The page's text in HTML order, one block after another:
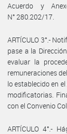
Acuerdo y
N° 280.202/17.
ARTÍCULO 3°.-
pase a la
evaluar la
remuneraciones
lo establecido en
modificatorias.
con el Convenio
ARTÍCULO 4°.-